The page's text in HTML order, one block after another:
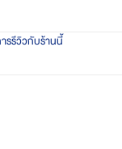
รรีวิวกับร้านนี้